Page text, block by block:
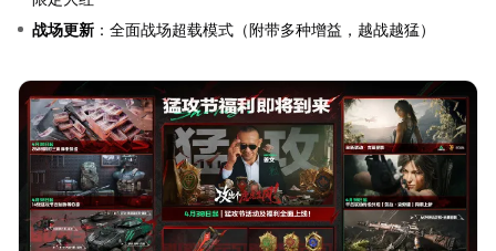
战场更新 ：全面战场超载模式（附带多种增益，越战越猛）